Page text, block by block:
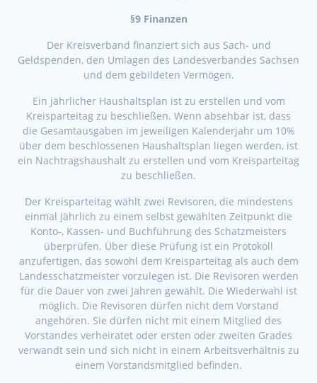
§9 Finanzen
Der Kreisverband finanziert sich aus Sach- und
Geldspenden, den Umlagen des Landesverbandes Sachsen
und dem gebildeten Vermögen.
Ein jährlicher Haushaltsplan ist zu erstellen und vom
Kreisparteitag zu beschließen. Wenn absehbar ist, dass
die Gesamtausgaben im jeweiligen Kalenderjahr um 10%
über dem beschlossenen Haushaltsplan liegen werden, ist
ein Nachtragshaushalt zu erstellen und vom Kreisparteitag
zu beschließen.
Der Kreisparteitag wählt zwei Revisoren, die mindestens
einmal jährlich zu einem selbst gewählten Zeitpunkt die
Konto-, Kassen- und Buchführung des Schatzmeisters
überprüfen. Über diese Prüfung ist ein Protokoll
anzufertigen, das sowohl dem Kreisparteitag als auch dem
Landesschatzmeister vorzulegen ist. Die Revisoren werden
für die Dauer von zwei Jahren gewählt. Die Wiederwahl ist
möglich. Die Revisoren dürfen nicht dem Vorstand
angehören. Sie dürfen nicht mit einem Mitglied des
Vorstandes verheiratet oder ersten oder zweiten Grades
verwandt sein und sich nicht in einem Arbeitsverhältnis zu
einem Vorstandsmitglied befinden.